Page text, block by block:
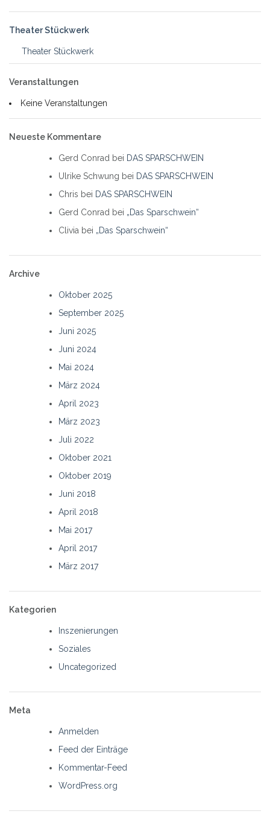
Theater Stückwerk
Theater Stückwerk
Veranstaltungen
Keine Veranstaltungen
Neueste Kommentare
Gerd Conrad bei DAS SPARSCHWEIN
Ulrike Schwung bei DAS SPARSCHWEIN
Chris bei DAS SPARSCHWEIN
Gerd Conrad bei „Das Sparschwein“
Clivia bei „Das Sparschwein“
Archive
Oktober 2025
September 2025
Juni 2025
Juni 2024
Mai 2024
März 2024
April 2023
März 2023
Juli 2022
Oktober 2021
Oktober 2019
Juni 2018
April 2018
Mai 2017
April 2017
März 2017
Kategorien
Inszenierungen
Soziales
Uncategorized
Meta
Anmelden
Feed der Einträge
Kommentar-Feed
WordPress.org